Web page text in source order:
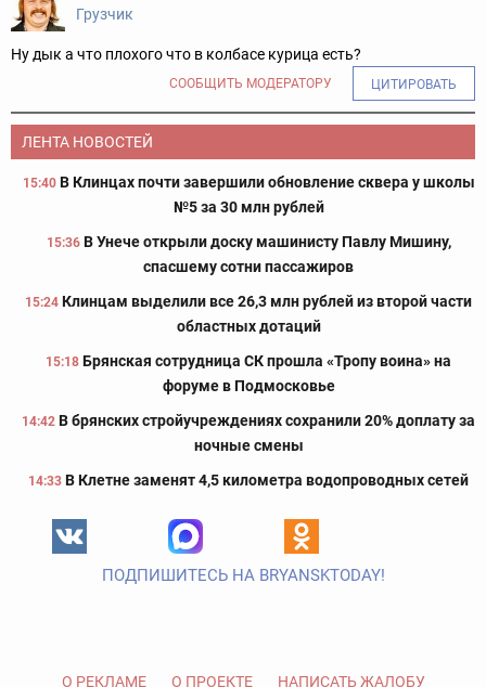
Грузчик
Ну дык а что плохого что в колбасе курица есть?
СООБЩИТЬ МОДЕРАТОРУ ЦИТИРОВАТЬ
ЛЕНТА НОВОСТЕЙ
15:40 В Клинцах почти завершили обновление сквера у школы
№5 за 30 млн рублей
15:36 В Унече открыли доску машинисту Павлу Мишину,
спасшему сотни пассажиров
15:24 Клинцам выделили все 26,3 млн рублей из второй части
областных дотаций
15:18 Брянская сотрудница СК прошла «Тропу воина» на
форуме в Подмосковье
14:42 В брянских стройучреждениях сохранили 20% доплату за
ночные смены
14:33 В Клетне заменят 4,5 километра водопроводных сетей
ПОДПИШИТЕСЬ НА BRYANSKTODAY!
О РЕКЛАМЕ О ПРОЕКТЕ НАПИСАТЬ ЖАЛОБУ